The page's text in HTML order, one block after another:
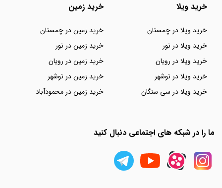
خرید ویلا
خرید ویلا در چمستان
خرید ویلا در نور
خرید ویلا در رویان
خرید ویلا در نوشهر
خرید ویلا در سی سنگان
خرید زمین
خرید زمین در چمستان
خرید زمین در نور
خرید زمین در رویان
خرید زمین در نوشهر
خرید زمین در محمودآباد
ما را در شبکه های اجتماعی دنبال کنید